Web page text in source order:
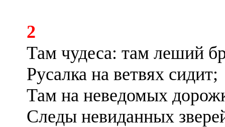
2
Там чудеса: там леший
Русалка на ветвях сидит;
Там на неведомых
Следы невиданных